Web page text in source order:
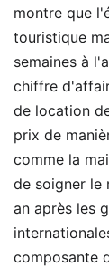
montre que
touristique
semaines à
chiffre
de location
prix de
comme la
de soigner le
an après les
composante